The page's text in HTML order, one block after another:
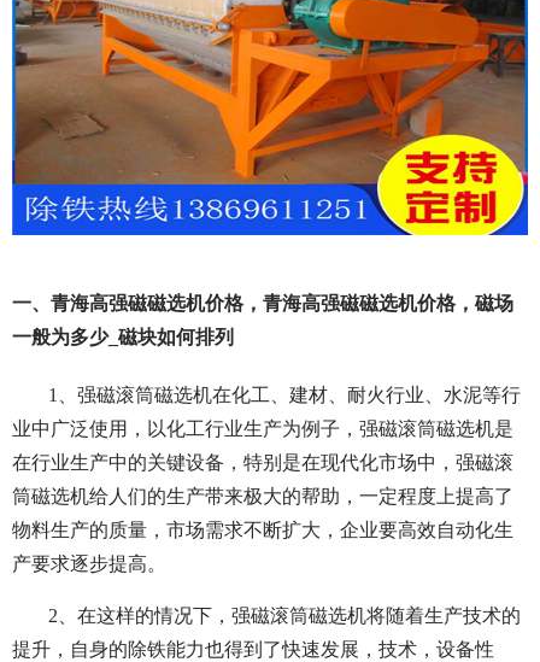
一、青海高强磁磁选机价格，青海高强磁磁选机价格，磁场
一般为多少_磁块如何排列
1、强磁滚筒磁选机在化工、建材、耐火行业、水泥等行
业中广泛使用，以化工行业生产为例子，强磁滚筒磁选机是
在行业生产中的关键设备，特别是在现代化市场中，强磁滚
筒磁选机给人们的生产带来极大的帮助，一定程度上提高了
物料生产的质量，市场需求不断扩大，企业要高效自动化生
产要求逐步提高。
2、在这样的情况下，强磁滚筒磁选机将随着生产技术的
提升，自身的除铁能力也得到了快速发展，技术，设备性